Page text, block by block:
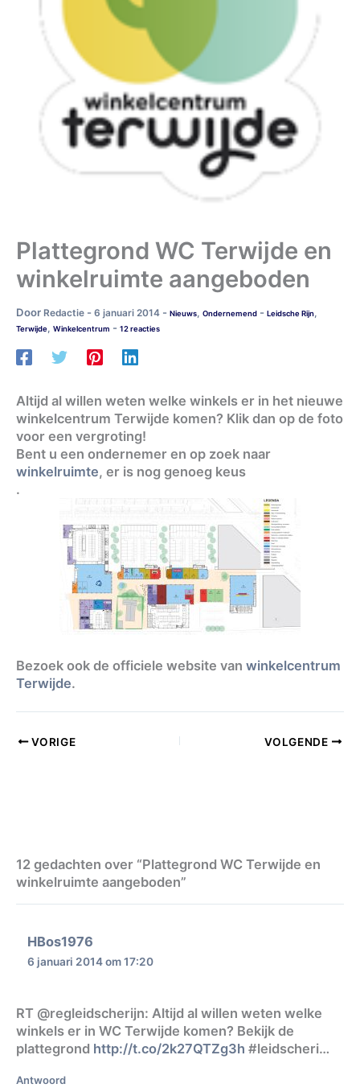
Plattegrond WC Terwijde en
winkelruimte aangeboden
Door Redactie - 6 januari 2014 - Nieuws, Ondernemend - Leidsche Rijn,
Terwijde, Winkelcentrum - 12 reacties
Altijd al willen weten welke winkels er in het nieuwe
winkelcentrum Terwijde komen? Klik dan op de foto
voor een vergroting!
Bent u een ondernemer en op zoek naar
winkelruimte, er is nog genoeg keus
.
Bezoek ook de officiele website van winkelcentrum
Terwijde.
VORIGE VOLGENDE
12 gedachten over “Plattegrond WC Terwijde en
winkelruimte aangeboden”
HBos1976
6 januari 2014 om 17:20
RT @regleidscherijn: Altijd al willen weten welke
winkels er in WC Terwijde komen? Bekijk de
plattegrond http://t.co/2k27QTZg3h #leidscheri…
Antwoord